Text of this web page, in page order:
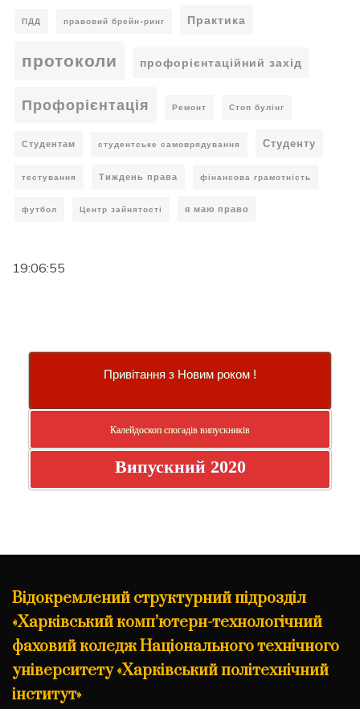
ПДД правовий брейн-ринг Практика
протоколи профорієнтаційний захід
Профорієнтація Ремонт Стоп булінг
Студентам студентське самоврядування Студенту
тестування Тиждень права фінансова грамотність
футбол Центр зайнятості я маю право
19:06:55
Привітання з Новим роком !
Калейдоскоп спогадів випускників
Випускний 2020
Відокремлений структурний підрозділ
«Харківський комп’ютерн-технологічний
фаховий коледж Національного технічного
університету «Харківський політехнічний
інститут»